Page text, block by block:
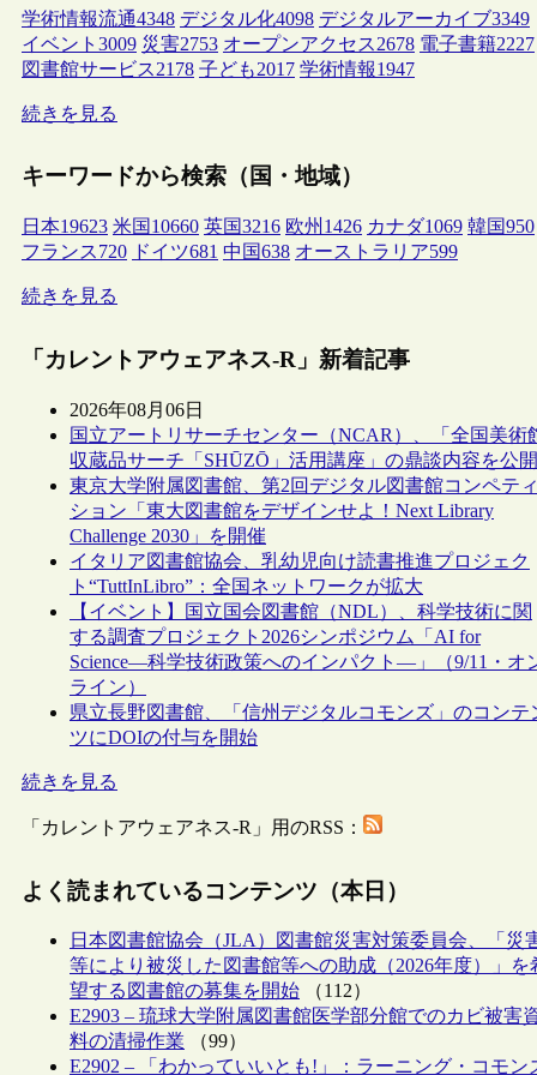
学術情報流通4348 デジタル化4098 デジタルアーカイブ3349
イベント 3009 災害2753 オープンアクセス2678 電子書籍2227
図書館サービス2178 子ども2017 学術情報1947
続きを見る
キーワードから検索（国・地域）
日本19623 米国 10660 英国3216 欧州 1426 カナダ1069 韓国950
フランス720 ドイツ681 中国638 オーストラリア599
続きを見る
「カレントアウェアネス-R」新着記事
2026年08月06日
国立アートリサーチセンター（NCAR）、「全国美術
収蔵品サーチ「SHŪZŌ」活用講座」の鼎談内容を公開
東京大学附属図書館、第2回デジタル図書館コンペティ
ション「東大図書館をデザインせよ！Next Library
Challenge 2030」を開催
イタリア図書館協会、乳幼児向け読書推進プロジェク
ト“TuttInLibro”：全国ネットワークが拡大
【イベント】国立国会図書館（NDL）、科学技術に関
する調査プロジェクト2026シンポジウム「AI for
Science―科学技術政策へのインパクト―」（9/11・オ
ライン）
県立長野図書館、「信州デジタルコモンズ」のコンテ
ツにDOIの付与を開始
続きを見る
「カレントアウェアネス-R」用のRSS：
よく読まれているコンテンツ（本日）
日本図書館協会（JLA）図書館災害対策委員会、「災
等により被災した図書館等への助成（2026年度）」を
望する図書館の募集を開始 （112）
E2903 – 琉球大学附属図書館医学部分館でのカビ被害
料の清掃作業 （99）
E2902 – 「わかっていいとも!」：ラーニング・コモン